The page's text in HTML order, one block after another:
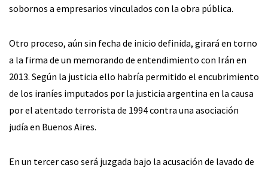
sobornos a empresarios vinculados con la obra pública.
Otro proceso, aún sin fecha de inicio definida, girará en torno
a la firma de un memorando de entendimiento con Irán en
2013. Según la justicia ello habría permitido el encubrimiento
de los iraníes imputados por la justicia argentina en la causa
por el atentado terrorista de 1994 contra una asociación
judía en Buenos Aires.
En un tercer caso será juzgada bajo la acusación de lavado de